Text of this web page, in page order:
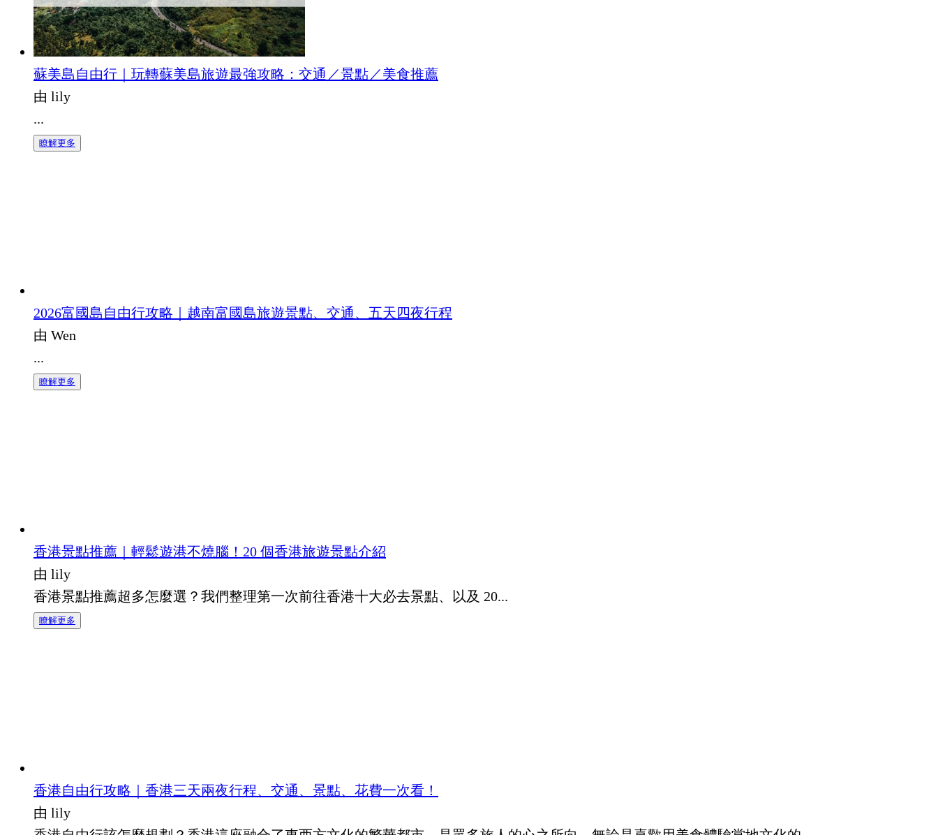
蘇美島自由行｜玩轉蘇美島旅遊最強攻略：交通／景點／美食推薦
由 lily
...
瞭解更多
2026富國島自由行攻略｜越南富國島旅遊景點、交通、五天四夜行程
由 Wen
...
瞭解更多
香港景點推薦｜輕鬆遊港不燒腦！20 個香港旅遊景點介紹
由 lily
香港景點推薦超多怎麼選？我們整理第一次前往香港十大必去景點、以及 20...
瞭解更多
香港自由行攻略｜香港三天兩夜行程、交通、景點、花費一次看！
由 lily